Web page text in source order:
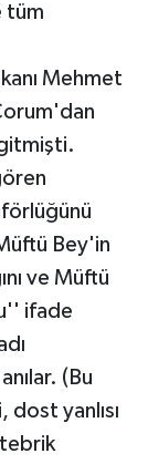
tüm
Mehmet
Bey'in
ve Müftü
ifade
(Bu
yanlısı